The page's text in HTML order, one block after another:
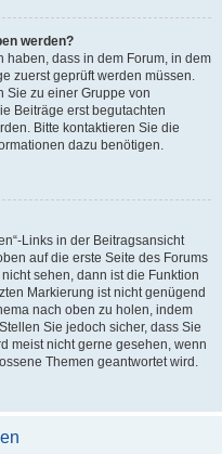
werden?
haben, dass in dem Forum, in dem
zuerst geprüft werden müssen.
Sie zu einer Gruppe von
Beiträge erst begutachten
Bitte kontaktieren Sie die
dazu benötigen.
Links in der Beitragsansicht
auf die erste Seite des Forums
sehen, dann ist die Funktion
Markierung ist nicht genügend
nach oben zu holen, indem
Sie jedoch sicher, dass Sie
meist nicht gerne gesehen, wenn
Themen geantwortet wird.